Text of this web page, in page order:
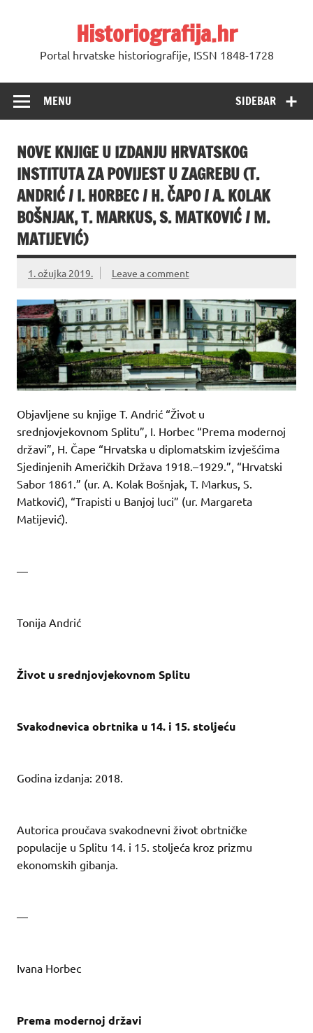
Historiografija.hr
Portal hrvatske historiografije, ISSN 1848-1728
SIDEBAR
MENU
NOVE KNJIGE U IZDANJU HRVATSKOG
INSTITUTA ZA POVIJEST U ZAGREBU (T.
ANDRIĆ / I. HORBEC / H. ČAPO / A. KOLAK
BOŠNJAK, T. MARKUS, S. MATKOVIĆ / M.
MATIJEVIĆ)
1. ožujka 2019. Leave a comment
Objavljene su knjige T. Andrić “Život u
srednjovjekovnom Splitu”, I. Horbec “Prema modernoj
državi”, H. Čape “Hrvatska u diplomatskim izvješćima
Sjedinjenih Američkih Država 1918.–1929.”, “Hrvatski
Sabor 1861.” (ur. A. Kolak Bošnjak, T. Markus, S.
Matković), “Trapisti u Banjoj luci” (ur. Margareta
Matijević).
—
Tonija Andrić
Život u srednjovjekovnom Splitu
Svakodnevica obrtnika u 14. i 15. stoljeću
Godina izdanja: 2018.
Autorica proučava svakodnevni život obrtničke
populacije u Splitu 14. i 15. stoljeća kroz prizmu
ekonomskih gibanja.
—
Ivana Horbec
Prema modernoj državi